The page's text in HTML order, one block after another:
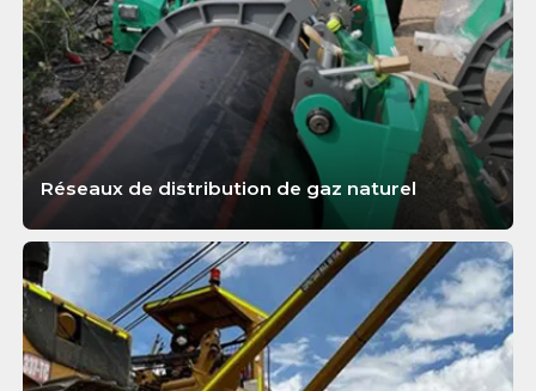
Réseaux de distribution de gaz naturel
APPRENDRE ENCORE PLUS